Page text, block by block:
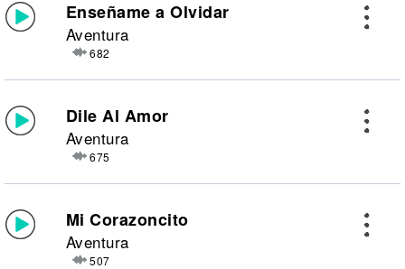
Enseñame a Olvidar
Aventura
682
Dile Al Amor
Aventura
675
Mi Corazoncito
Aventura
507